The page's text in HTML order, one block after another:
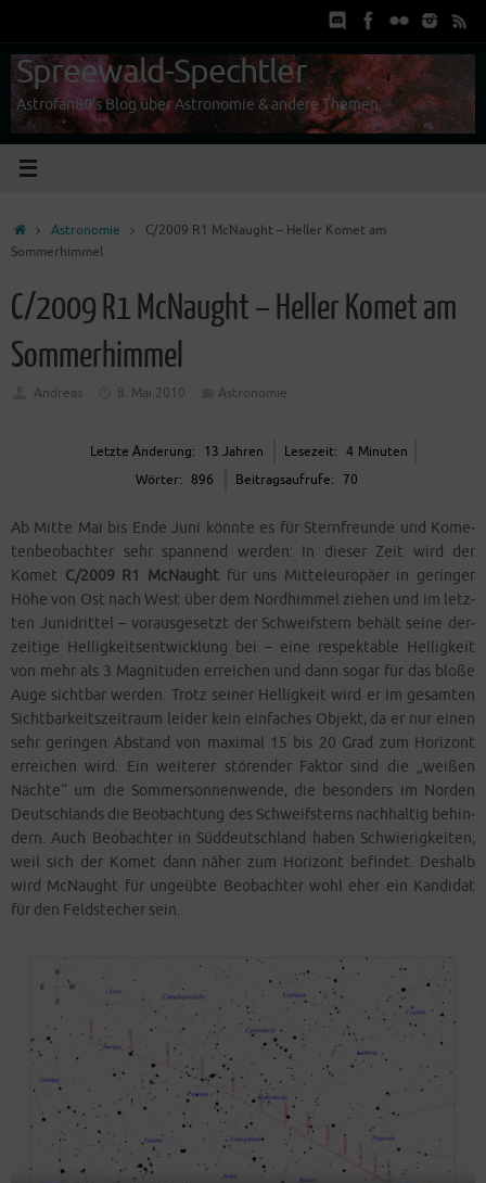
springen
Spreewald-Spechtler
Astrofan80's Blog über Astronomie & andere Themen
StartAstronomie
C/2009 R1 McNaught – Heller Komet am
Sommerhimmel
C/2009 R1 McNaught – Heller Komet am
Sommerhimmel
Andreas 8. Mai 2010 Astronomie
Letz­te Ände­rung: 13 Jah­ren Lese­zeit: 4 Minu­ten
Wör­ter:
896 Bei­trags­auf­ru­fe: 70
Ab Mit­te Mai bis Ende Juni könn­te es für Stern­freun­de und Kome­
ten­be­ob­ach­ter sehr span­nend wer­den: In die­ser Zeit wird der
Komet C/2009 R1 McN­aughtfür uns Mit­tel­eu­ro­pä­er in gerin­ger
Höhe von Ost nach West über dem Nord­him­mel zie­hen und im letz­
ten Juni­drit­tel – vor­aus­ge­setzt der Schweif­stern behält sei­ne der­
zei­ti­ge Hel­lig­keits­ent­wick­lung bei – eine respek­ta­ble Hel­lig­keit
von mehr als 3 Magni­tu­den errei­chen und dann sogar für das blo­ße
Auge sicht­bar wer­den. Trotz sei­ner Hel­lig­keit wird er im gesam­ten
Sicht­bar­keits­zeit­raum lei­der kein ein­fa­ches Objekt, da er nur einen
sehr gerin­gen Abstand von maxi­mal 15 bis 20 Grad zum Hori­zont
errei­chen wird. Ein wei­te­rer stö­ren­der Fak­tor sind die „wei­ßen
Näch­te“ um die Som­mer­son­nen­wen­de, die beson­ders im Nor­den
Deutsch­lands die Beob­ach­tung des Schweif­sterns nach­hal­tig behin­
dern. Auch Beob­ach­ter in Süd­deutsch­land haben Schwie­rig­kei­ten,
weil sich der Komet dann näher zum Hori­zont befin­det. Des­halb
wird McN­aught für unge­üb­te Beob­ach­ter wohl eher ein Kan­di­dat
für den Feld­ste­cher sein.